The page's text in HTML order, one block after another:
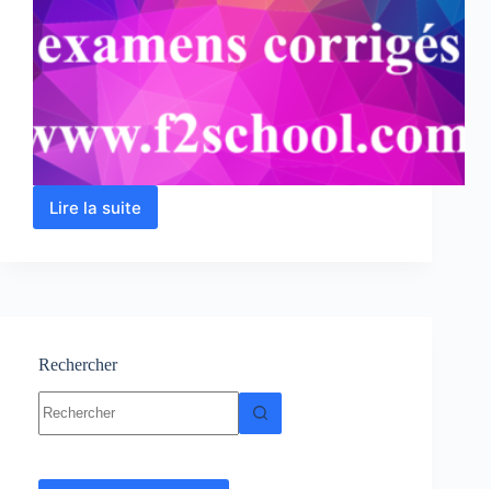
Lire la suite
Optique
TP-
Rechercher
résultat